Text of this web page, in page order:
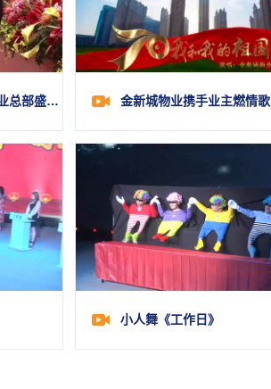
金新城集团总部&金新城物业总部盛大乔迁
小人舞《工作日》